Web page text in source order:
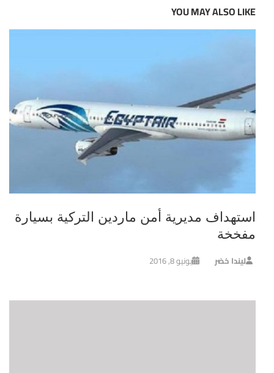
YOU MAY ALSO LIKE
استهداف مديرية أمن ماردين التركية بسيارة
مفخخة
ليندا خضر يونيو 8, 2016